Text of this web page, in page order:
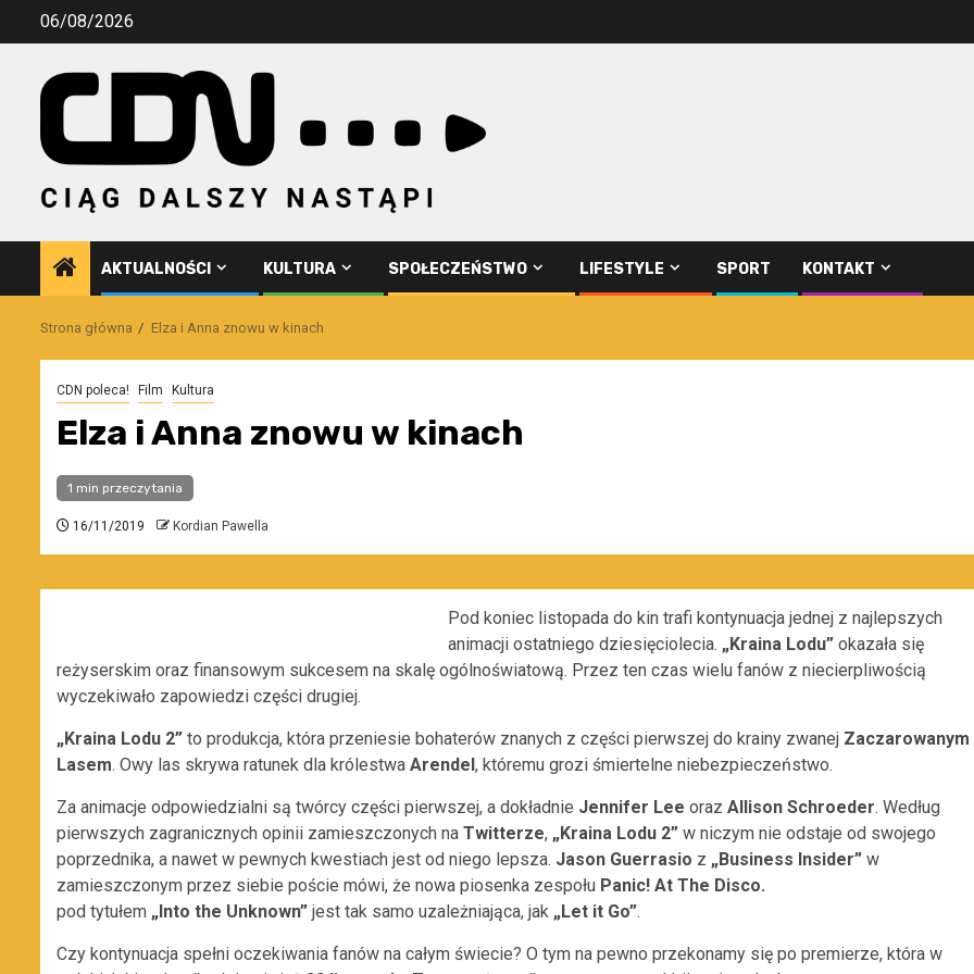
Przejdź06/08/2026
AKTUALNOŚCI KULTURA SPOŁECZEŃSTWO LIFESTYLE SPORT KONTAKT
Strona główna Elza i Anna znowu w kinach
CDN poleca! Film Kultura
Elza i Anna znowu w kinach
1 min przeczytania
16/11/2019 Kordian Pawella
Pod koniec listopada do kin trafi kontynuacja jednej z najlepszych
animacji ostatniego dziesięciolecia. „Kraina Lodu” okazała się
reżyserskim oraz finansowym sukcesem na skalę ogólnoświatową. Przez ten czas wielu fanów z niecierpliwością
wyczekiwało zapowiedzi części drugiej.
„Kraina Lodu 2” to produkcja, która przeniesie bohaterów znanych z części pierwszej do krainy zwanej Zaczarowanym
Lasem. Owy las skrywa ratunek dla królestwa Arendel, któremu grozi śmiertelne niebezpieczeństwo.
Za animacje odpowiedzialni są twórcy części pierwszej, a dokładnie Jennifer Lee oraz Allison Schroeder. Według
pierwszych zagranicznych opinii zamieszczonych na Twitterze, „Kraina Lodu 2” w niczym nie odstaje od swojego
poprzednika, a nawet w pewnych kwestiach jest od niego lepsza. Jason Guerrasio z „Business Insider” w
zamieszczonym przez siebie poście mówi, że nowa piosenka zespołu Panic! At The Disco.
pod tytułem „Into the Unknown” jest tak samo uzależniająca, jak „Let it Go”.
Czy kontynuacja spełni oczekiwania fanów na całym świecie? O tym na pewno przekonamy się po premierze, która w